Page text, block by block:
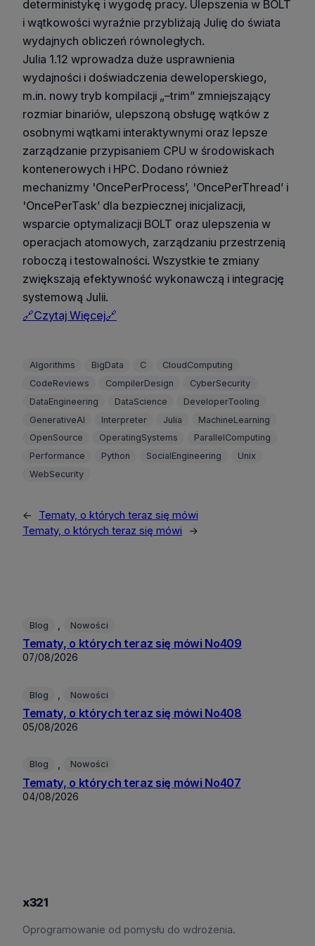
deterministykę i wygodę pracy. Ulepszenia w BOLT
i wątkowości wyraźnie przybliżają Julię do świata
wydajnych obliczeń równoległych.
Julia 1.12 wprowadza duże usprawnienia
wydajności i doświadczenia deweloperskiego,
m.in. nowy tryb kompilacji „–trim” zmniejszający
rozmiar binariów, ulepszoną obsługę wątków z
osobnymi wątkami interaktywnymi oraz lepsze
zarządzanie przypisaniem CPU w środowiskach
kontenerowych i HPC. Dodano również
mechanizmy 'OncePerProcess’, 'OncePerThread’ i
'OncePerTask’ dla bezpiecznej inicjalizacji,
wsparcie optymalizacji BOLT oraz ulepszenia w
operacjach atomowych, zarządzaniu przestrzenią
roboczą i testowalności. Wszystkie te zmiany
zwiększają efektywność wykonawczą i integrację
systemową Julii.
🔗Czytaj Więcej🔗
Algorithms BigData C
CloudComputing
CodeReviews
CompilerDesign
CyberSecurity
DataEngineering
DataScience
DeveloperTooling
GenerativeAI
Interpreter Julia
MachineLearning
OpenSource
OperatingSystems
ParallelComputing
Performance
Python SocialEngineering
Unix
WebSecurity
←
Tematy, o których teraz się mówi
Tematy, o których teraz się mówi
→
Blog Nowości
Tematy, o których teraz się mówi No409
07/08/2026
Blog Nowości
Tematy, o których teraz się mówi No408
05/08/2026
Blog Nowości
Tematy, o których teraz się mówi No407
04/08/2026
x321
Oprogramowanie od pomysłu do wdrożenia.